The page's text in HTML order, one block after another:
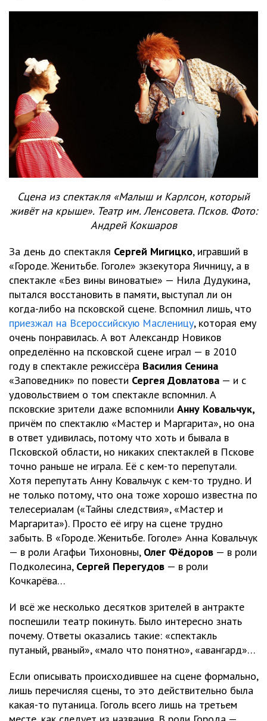
Сцена из спектакля «Малыш и Карлсон, который
живёт на крыше». Театр им. Ленсовета. Псков. Фото:
Андрей Кокшаров
За день до спектакля Сергей Мигицко, игравший в
«Городе. Женитьбе. Гоголе» экзекутора Яичницу, а в
спектакле «Без вины виноватые» — Нила Дудукина,
пытался восстановить в памяти, выступал ли он
когда-либо на псковской сцене. Вспомнил лишь, что
приезжал на Всероссийскую Масленицу, которая ему
очень понравилась. А вот Александр Новиков
определённо на псковской сцене играл — в 2010
году в спектакле режиссёра Василия Сенина
«Заповедник» по повести Сергея Довлатова — и с
удовольствием о том спектакле вспомнил. А
псковские зрители даже вспомнили Анну Ковальчук,
причём по спектаклю «Мастер и Маргарита», но она
в ответ удивилась, потому что хоть и бывала в
Псковской области, но никаких спектаклей в Пскове
точно раньше не играла. Её с кем-то перепутали.
Хотя перепутать Анну Ковальчук с кем-то трудно. И
не только потому, что она тоже хорошо известна по
телесериалам («Тайны следствия», «Мастер и
Маргарита»). Просто её игру на сцене трудно
забыть. В «Городе. Женитьбе. Гоголе» Анна Ковальчук
— в роли Агафьи Тихоновны, Олег Фёдоров — в роли
Подколесина, Сергей Перегудов — в роли
Кочкарёва…
И всё же несколько десятков зрителей в антракте
поспешили театр покинуть. Было интересно знать
почему. Ответы оказались такие: «спектакль
путаный, рваный», «мало что понятно», «авангард»…
Если описывать происходившее на сцене формально,
лишь перечисляя сцены, то это действительно была
какая-то путаница. Гоголь всего лишь на третьем